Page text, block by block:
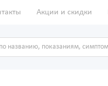
Акции и скидки